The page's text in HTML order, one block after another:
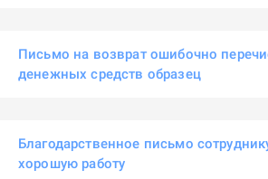
Письмо на возврат ошибочно
денежных средств образец
Благодарственное письмо
хорошую работу